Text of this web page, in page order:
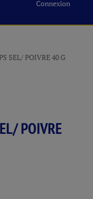
Connexion
SEL/ POIVRE 40 G
POIVRE